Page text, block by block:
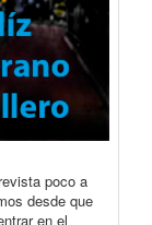
poco a
desde que
en el